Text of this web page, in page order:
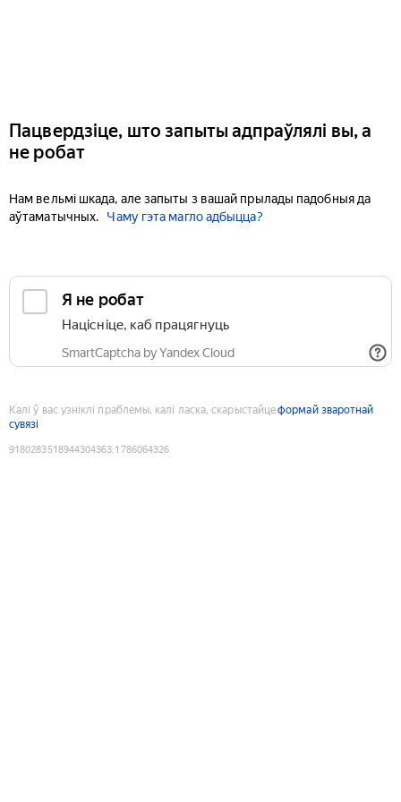
Пацвердзіце, што запыты адпраўлялі вы, а
не робат
Нам вельмі шкада, але запыты з вашай прылады падобныя да
аўтаматычных.
Чаму гэта магло адбыцца?
Я не робат
Націсніце, каб працягнуць
SmartCaptcha by Yandex Cloud
Калі ў вас узніклі праблемы, калі ласка, скарыстайцеформай зваротнай
сувязі
9180283518944304363:1786064326